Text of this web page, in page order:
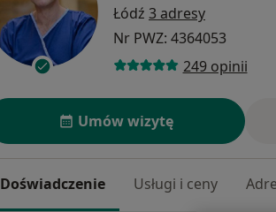
Łódź 3 adresy
Nr PWZ: 4364053
249 opinii
Umów wizytę
Doświadczenie Usługi i ceny